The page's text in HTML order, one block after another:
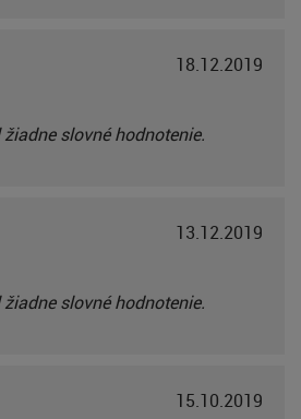
18.12.2019
slovné hodnotenie.
13.12.2019
slovné hodnotenie.
15.10.2019